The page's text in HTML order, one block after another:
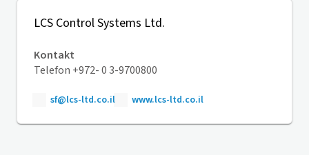
LCS Control Systems Ltd.
Kontakt
Telefon +972- 0 3-9700800
sf@lcs-ltd.co.il www.lcs-ltd.co.il